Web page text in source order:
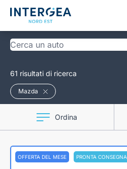
61 risultati di ricerca
Mazda
Ordina
OFFERTA DEL MESE PRONTA CONSEGNA